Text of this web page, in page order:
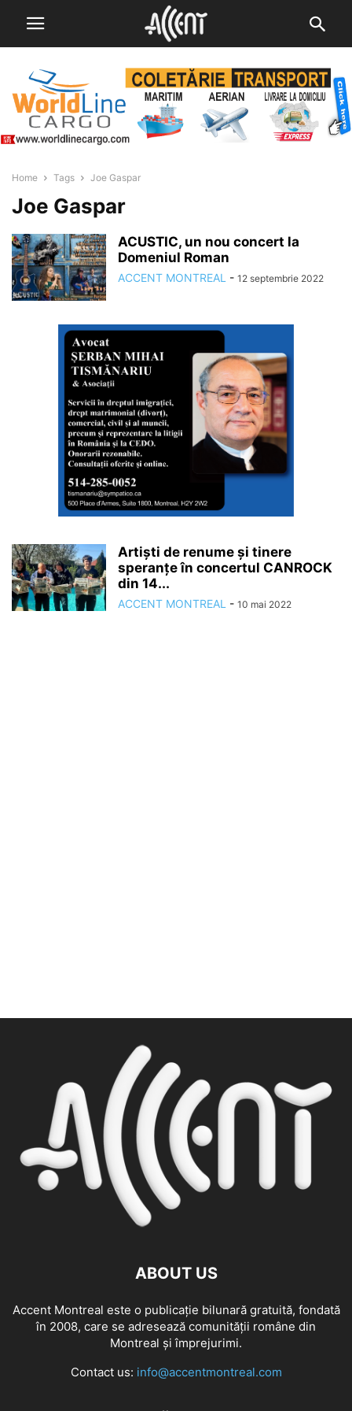
Home Tags Joe Gaspar
Joe Gaspar
ACUSTIC, un nou concert la
Domeniul Roman
ACCENT MONTREAL - 12 septembrie 2022
Artiști de renume și tinere
speranțe în concertul CANROCK
din 14...
ACCENT MONTREAL - 10 mai 2022
ABOUT US
Accent Montreal este o publicație bilunară gratuită, fondată
în 2008, care se adresează comunităţii române din
Montreal şi împrejurimi.
Contact us: info@accentmontreal.com